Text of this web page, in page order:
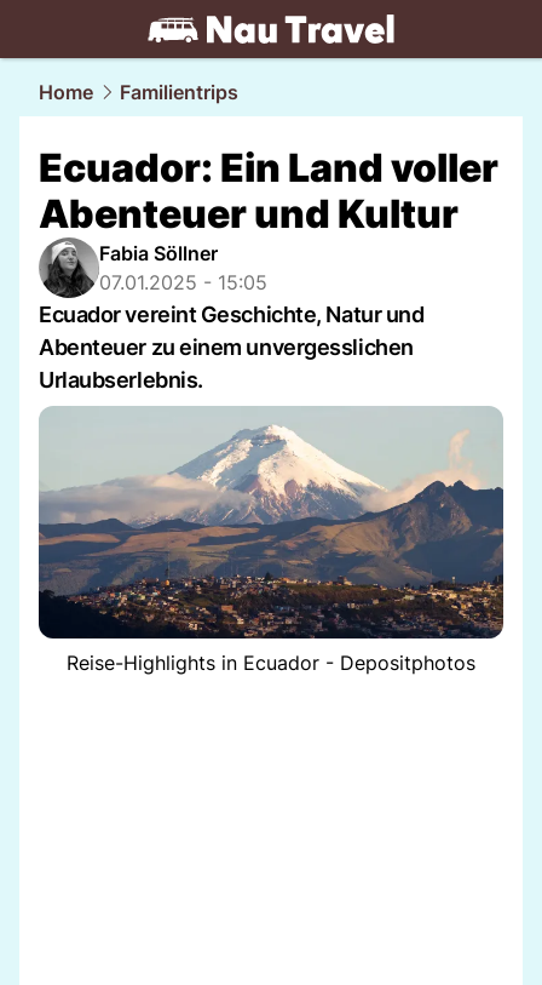
travel.NAU.ch
Home Familientrips
Ecuador: Ein Land voller
Abenteuer und Kultur
Fabia Söllner
07.01.2025 - 15:05
Ecuador vereint Geschichte, Natur und
Abenteuer zu einem unvergesslichen
Urlaubserlebnis.
Reise-Highlights in Ecuador - Depositphotos